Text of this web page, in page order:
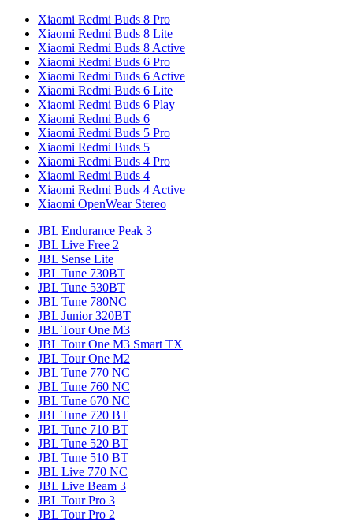
Xiaomi Redmi Buds 8 Pro
Xiaomi Redmi Buds 8 Lite
Xiaomi Redmi Buds 8 Active
Xiaomi Redmi Buds 6 Pro
Xiaomi Redmi Buds 6 Active
Xiaomi Redmi Buds 6 Lite
Xiaomi Redmi Buds 6 Play
Xiaomi Redmi Buds 6
Xiaomi Redmi Buds 5 Pro
Xiaomi Redmi Buds 5
Xiaomi Redmi Buds 4 Pro
Xiaomi Redmi Buds 4
Xiaomi Redmi Buds 4 Active
Xiaomi OpenWear Stereo
JBL Endurance Peak 3
JBL Live Free 2
JBL Sense Lite
JBL Tune 730BT
JBL Tune 530BT
JBL Tune 780NC
JBL Junior 320BT
JBL Tour One M3
JBL Tour One M3 Smart TX
JBL Tour One M2
JBL Tune 770 NC
JBL Tune 760 NC
JBL Tune 670 NC
JBL Tune 720 BT
JBL Tune 710 BT
JBL Tune 520 BT
JBL Tune 510 BT
JBL Live 770 NC
JBL Live Beam 3
JBL Tour Pro 3
JBL Tour Pro 2